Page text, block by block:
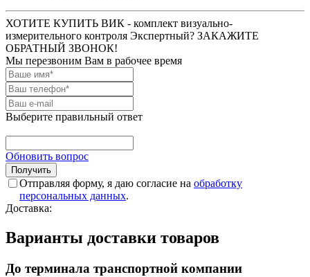
ХОТИТЕ КУПИТЬ ВИК - комплект визуально-
измерительного контроля Экспертный? ЗАКАЖИТЕ
ОБРАТНЫЙ ЗВОНОК!
Мы перезвоним Вам в рабочее время
Выберите правильный ответ
Обновить вопрос
Отправляя форму, я даю согласие на обработку
персональных данных.
Доставка:
Варианты доставки товаров
До терминала транспортной компании